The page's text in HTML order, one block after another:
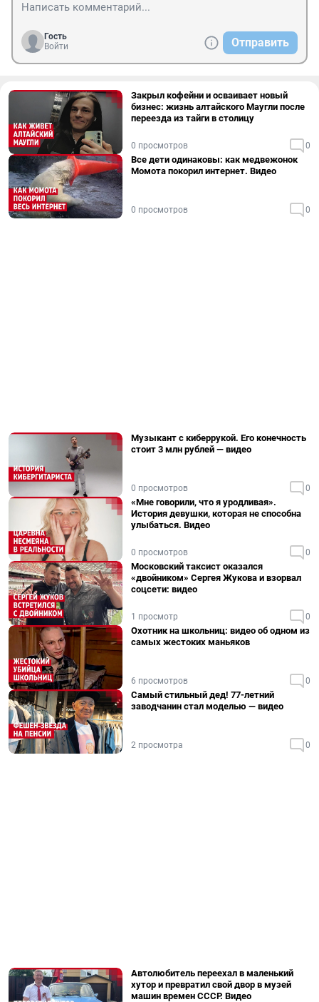
Гость
Войти
Отправить
Закрыл кофейни и осваивает новый
бизнес: жизнь алтайского Маугли после
переезда из тайги в столицу
0 просмотров 0
Все дети одинаковы: как медвежонок
Момота покорил интернет. Видео
0 просмотров 0
Музыкант с киберрукой. Его конечность
стоит 3 млн рублей — видео
0 просмотров 0
«Мне говорили, что я уродливая».
История девушки, которая не способна
улыбаться. Видео
0 просмотров 0
Московский таксист оказался
«двойником» Сергея Жукова и взорвал
соцсети: видео
1 просмотр 0
Охотник на школьниц: видео об одном из
самых жестоких маньяков
6 просмотров 0
Самый стильный дед! 77-летний
заводчанин стал моделью — видео
2 просмотра 0
Автолюбитель переехал в маленький
хутор и превратил свой двор в музей
машин времен СССР. Видео